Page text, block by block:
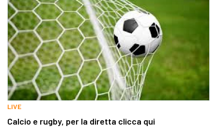
LIVE
Calcio e rugby, per la diretta clicca qui